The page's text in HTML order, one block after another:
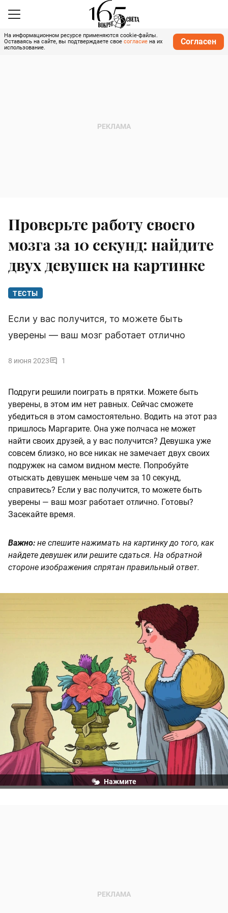
На информационном ресурсе применяются cookie-файлы.
Оставаясь на сайте, вы подтверждаете свое согласие на их
использование.
Согласен
Проверьте работу своего
мозга за 10 секунд: найдите
двух девушек на картинке
ТЕСТЫ
Если у вас получится, то можете быть
уверены — ваш мозг работает отлично
8 июня 2023 1
Подруги решили поиграть в прятки. Можете быть
уверены, в этом им нет равных. Сейчас сможете
убедиться в этом самостоятельно. Водить на этот раз
пришлось Маргарите. Она уже полчаса не может
найти своих друзей, а у вас получится? Девушка уже
совсем близко, но все никак не замечает двух своих
подружек на самом видном месте. Попробуйте
отыскать девушек меньше чем за 10 секунд,
справитесь? Если у вас получится, то можете быть
уверены — ваш мозг работает отлично. Готовы?
Засекайте время.
Важно: не спешите нажимать на картинку до того, как
найдете девушек или решите сдаться. На обратной
стороне изображения спрятан правильный ответ.
Нажмите